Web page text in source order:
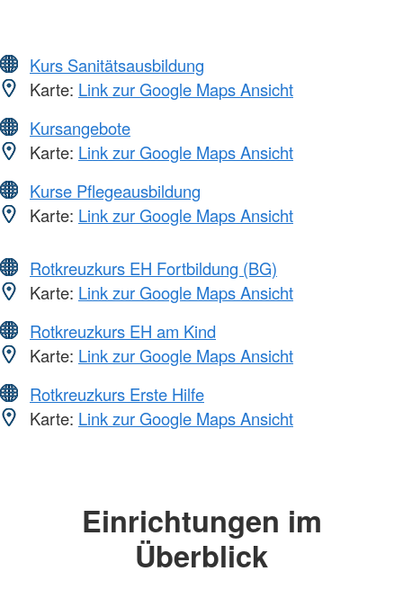
Kurs Sanitätsausbildung
Karte: Link zur Google Maps Ansicht
Kursangebote
Karte: Link zur Google Maps Ansicht
Kurse Pflegeausbildung
Karte: Link zur Google Maps Ansicht
Rotkreuzkurs EH Fortbildung (BG)
Karte: Link zur Google Maps Ansicht
Rotkreuzkurs EH am Kind
Karte: Link zur Google Maps Ansicht
Rotkreuzkurs Erste Hilfe
Karte: Link zur Google Maps Ansicht
Einrichtungen im
Überblick